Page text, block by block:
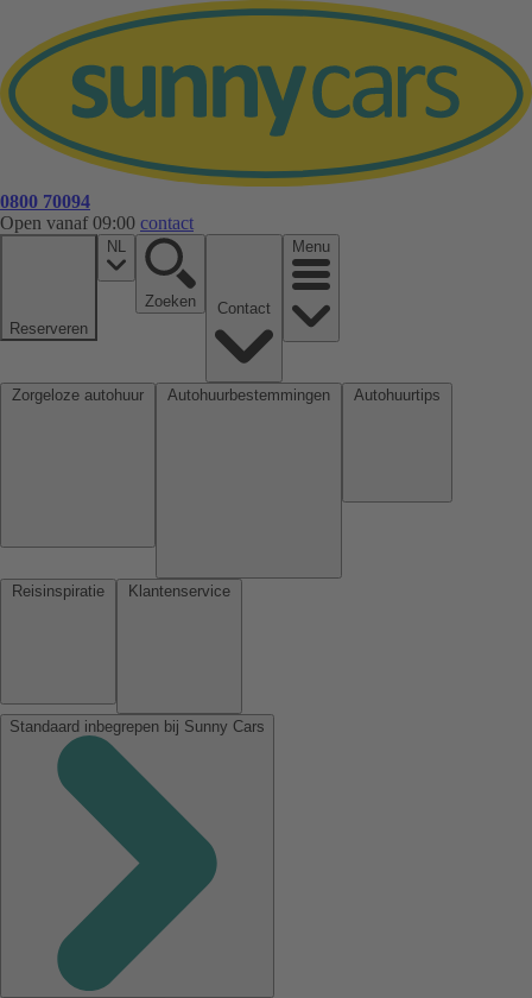
0800 70094
Open vanaf 09:00 contact
Reserveren
NL
Zoeken
Menu
Standaard inbegrepen bij Sunny Cars